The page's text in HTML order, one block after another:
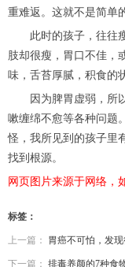
重难返。这就不是简单
此时的孩子，往往瘦
肢却很瘦，胃口不佳，
味，舌苔厚腻，积食的
因为脾胃虚弱，所以
嗽缠绵不愈等各种问题
怪，我所见到的孩子里
找到根源。
网页图片来源于网络，
标签：
上一篇： 胃癌不可怕，发
下一篇： 排毒养颜的7种食